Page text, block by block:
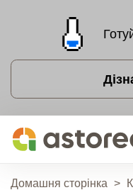
Домашня сторінка >